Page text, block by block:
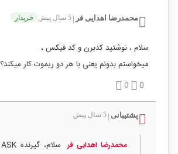
محمدرضا اهدایی فر 5 سال پیش خریدار
سلام ، نوشتید کدبرن و کد فیکس ،
میخواستم بدونم یعنی با هر دو ریموت کار میکند؟
0
0
پشتیبانی 5 سال پیش
محمدرضا اهدایی فر